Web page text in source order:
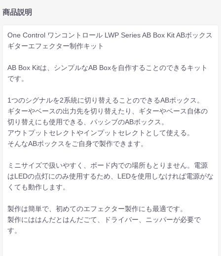
商品説明
One Control ワンコントロール LWP Series AB Box Kit ABボックス
ギターエフェクター制作キット
AB Box Kitは、シンプルなAB Boxを自作することのできるキット
です。
1つのシグナルを2系統に切り替えることのできるABボックス。
ギターやベースの出力先を切り替えたり、ギターやベース自体の
切り替えにも使用できる、パッシブのABボックス。
アウトプットセレクトやインプットセレクトとして使える。
そんなABボックスをご自身で製作できます。
ミニサイズで扱いやすく、ボード内での場所もとりません。電源
はLEDの点灯にのみ使用するため、LEDを使用しなければ電源がな
くても動作します。
製作は簡単で、初めてのエフェクター製作にも最適です。
製作にははんだとはんだごて、ドライバー、ニッパーが必要で
す。